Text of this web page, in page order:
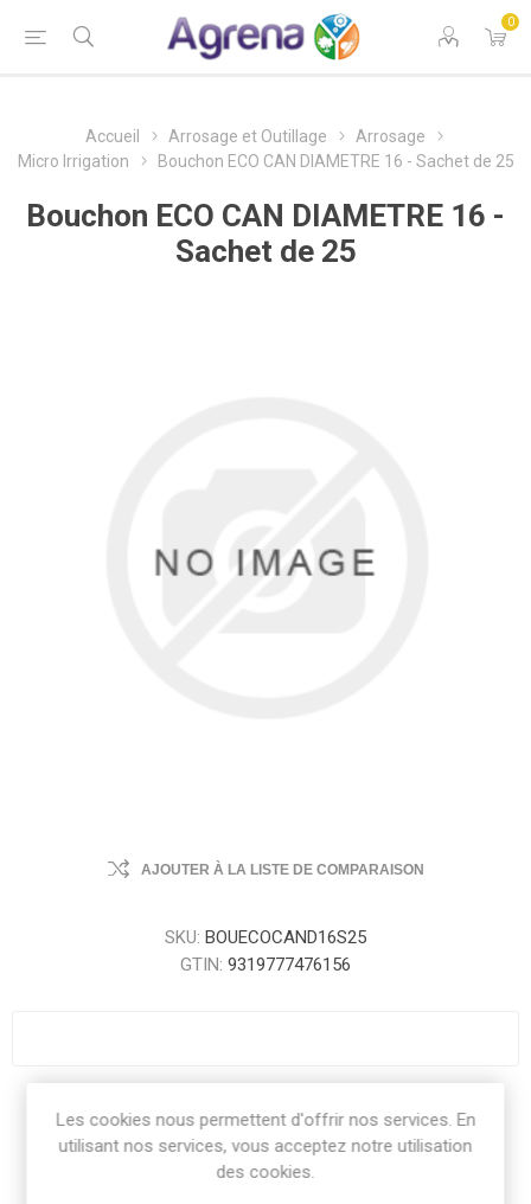
0
Accueil Arrosage et Outillage
Arrosage
Micro Irrigation
Bouchon ECO CAN DIAMETRE 16 - Sachet de 25
Bouchon ECO CAN DIAMETRE 16 -
Sachet de 25
AJOUTER À LA LISTE DE COMPARAISON
SKU: BOUECOCAND16S25
GTIN: 9319777476156
Share:
Les cookies nous permettent d'offrir nos services. En
utilisant nos services, vous acceptez notre utilisation
des cookies.